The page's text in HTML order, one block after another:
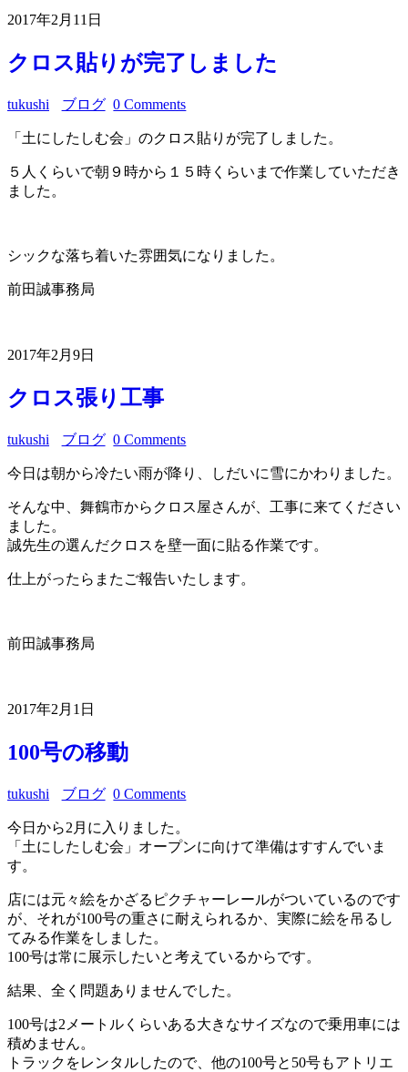
2017年2月11日
クロス貼りが完了しました
tukushi ブログ 0 Comments
「土にしたしむ会」のクロス貼りが完了しました。
５人くらいで朝９時から１５時くらいまで作業していただき
ました。
シックな落ち着いた雰囲気になりました。
前田誠事務局
2017年2月9日
クロス張り工事
tukushi ブログ 0 Comments
今日は朝から冷たい雨が降り、しだいに雪にかわりました。
そんな中、舞鶴市からクロス屋さんが、工事に来てください
ました。
誠先生の選んだクロスを壁一面に貼る作業です。
仕上がったらまたご報告いたします。
前田誠事務局
2017年2月1日
100号の移動
tukushi ブログ 0 Comments
今日から2月に入りました。
「土にしたしむ会」オープンに向けて準備はすすんでいま
す。
店には元々絵をかざるピクチャーレールがついているのです
が、それが100号の重さに耐えられるか、実際に絵を吊るし
てみる作業をしました。
100号は常に展示したいと考えているからです。
結果、全く問題ありませんでした。
100号は2メートルくらいある大きなサイズなので乗用車には
積めません。
トラックをレンタルしたので、他の100号と50号もアトリエ